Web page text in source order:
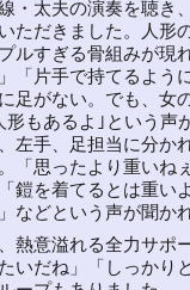
・太夫の演奏を聴き
ただきました。人形
ルすぎる骨組みが現
「片手で持てるよう
足がない。でも、女
形もあるよ｣という声
左手、足担当に分か
「思ったより重いね
鎧を着てるとは重い
などという声が聞か
熱意溢れる全力サポ
いだね」「しっかり